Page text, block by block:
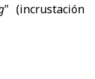
" (incrustación